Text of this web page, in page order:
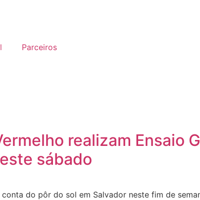
Parceiros
realizam Ensaio
sábado
do pôr do sol em Salvador neste fim de